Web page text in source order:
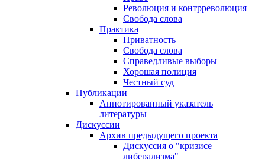
Революция и контрреволюция
Свобода слова
Практика
Приватность
Свобода слова
Справедливые выборы
Хорошая полиция
Честный суд
Публикации
Аннотированный указатель
литературы
Дискуссии
Архив предыдущего проекта
Дискуссия о "кризисе
либерализма"